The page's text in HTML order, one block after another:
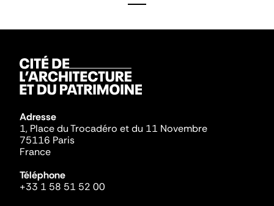
Adresse
1, Place du Trocadéro et du 11 Novembre
75116 Paris
France
Téléphone
+33 1 58 51 52 00